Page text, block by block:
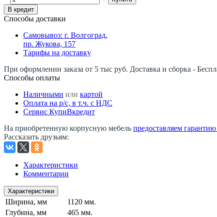
В кредит
Способы доставки
Самовывоз: г. Волгоград,
пр. Жукова, 157
Тарифы на доставку
При оформлении заказа от 5 тыс руб. Доставка и сборка -
Способы оплаты
Наличными или картой
Оплата на р/c, в т.ч. с НДС
Сервис КупиВкредит
На приобретенную корпусную мебель предоставляем гарантию
Рассказать друзьям:
Характеристики
Комментарии
Характеристики
Ширина, мм
1120 мм.
Глубина, мм
465 мм.